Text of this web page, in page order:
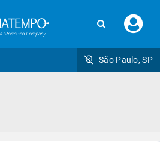
seu
São Paulo, SP